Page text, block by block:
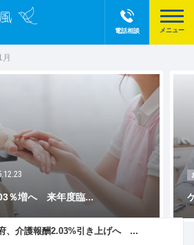
電話相談
月
％増へ 来年度臨...
、介護報酬2.03%引き上げへ ...